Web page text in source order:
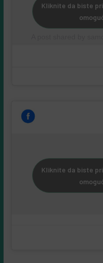
Kliknite da biste
Kliknite da biste